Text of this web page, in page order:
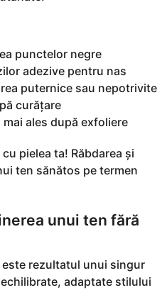
punctelor negre
adezive pentru nas
puternice sau nepotrivite
curățare
ales după exfoliere
pielea ta! Răbdarea și
ten sănătos pe termen
unui ten fără
rezultatul unui singur
adaptate stilului